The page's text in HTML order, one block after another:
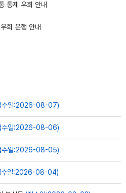
통제 우회 안내
회 운행 안내
수일:2026-08-07)
수일:2026-08-06)
수일:2026-08-05)
수일:2026-08-04)